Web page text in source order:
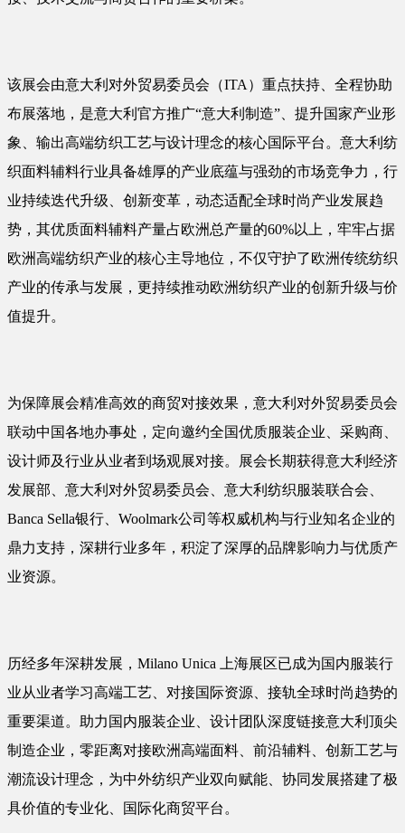
该展会由意大利对外贸易委员会（ITA）重点扶持、全程协助
布展落地，是意大利官方推广“意大利制造”、提升国家产业形
象、输出高端纺织工艺与设计理念的核心国际平台。意大利纺
织面料辅料行业具备雄厚的产业底蕴与强劲的市场竞争力，行
业持续迭代升级、创新变革，动态适配全球时尚产业发展趋
势，其优质面料辅料产量占欧洲总产量的60%以上，牢牢占据
欧洲高端纺织产业的核心主导地位，不仅守护了欧洲传统纺织
产业的传承与发展，更持续推动欧洲纺织产业的创新升级与价
值提升。
为保障展会精准高效的商贸对接效果，意大利对外贸易委员会
联动中国各地办事处，定向邀约全国优质服装企业、采购商、
设计师及行业从业者到场观展对接。展会长期获得意大利经济
发展部、意大利对外贸易委员会、意大利纺织服装联合会、
Banca Sella银行、Woolmark公司等权威机构与行业知名企业的
鼎力支持，深耕行业多年，积淀了深厚的品牌影响力与优质产
业资源。
历经多年深耕发展，Milano Unica 上海展区已成为国内服装行
业从业者学习高端工艺、对接国际资源、接轨全球时尚趋势的
重要渠道。助力国内服装企业、设计团队深度链接意大利顶尖
制造企业，零距离对接欧洲高端面料、前沿辅料、创新工艺与
潮流设计理念，为中外纺织产业双向赋能、协同发展搭建了极
具价值的专业化、国际化商贸平台。